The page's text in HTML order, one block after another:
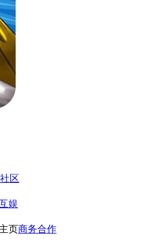
社区
娱
页商务合作